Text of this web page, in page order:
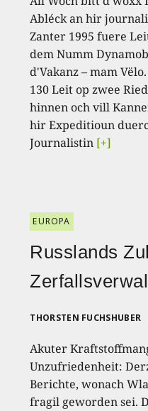
Abléck an hir
Zanter 1995 fuere
dem Numm
d'Vakanz – mam
130 Leit op zwee
hinnen och vill
hir Expeditioun
Journalistin [+]
EUROPA
Russlands
THORSTEN FUCHSHUBER
Akuter
Unzufriedenheit:
Berichte, wonach
fragil geworden sei.